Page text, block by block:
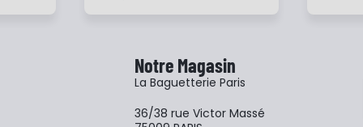
Notre Magasin
La Baguetterie Paris
36/38 rue Victor Massé